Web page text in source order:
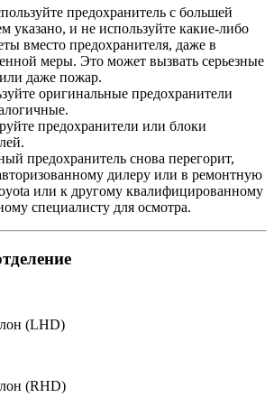
предохранитель с большей
указано, и не используйте какие-либо
вместо предохранителя, даже в
меры. Это может вызвать серьезные
даже пожар.
оригинальные предохранители
предохранители или блоки
предохранитель снова перегорит,
дилеру или в ремонтную
или к другому квалифицированному
специалисту для осмотра.